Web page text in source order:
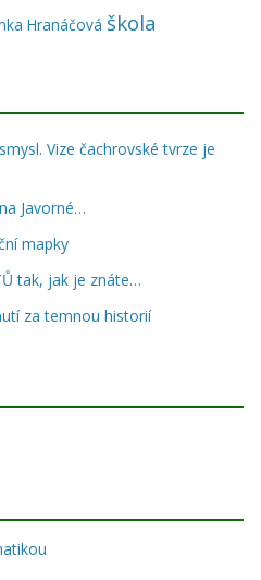
Hranáčová škola
Vize čachrovské tvrze je
Javorné…
mapky
tak, jak je znáte…
za temnou historií